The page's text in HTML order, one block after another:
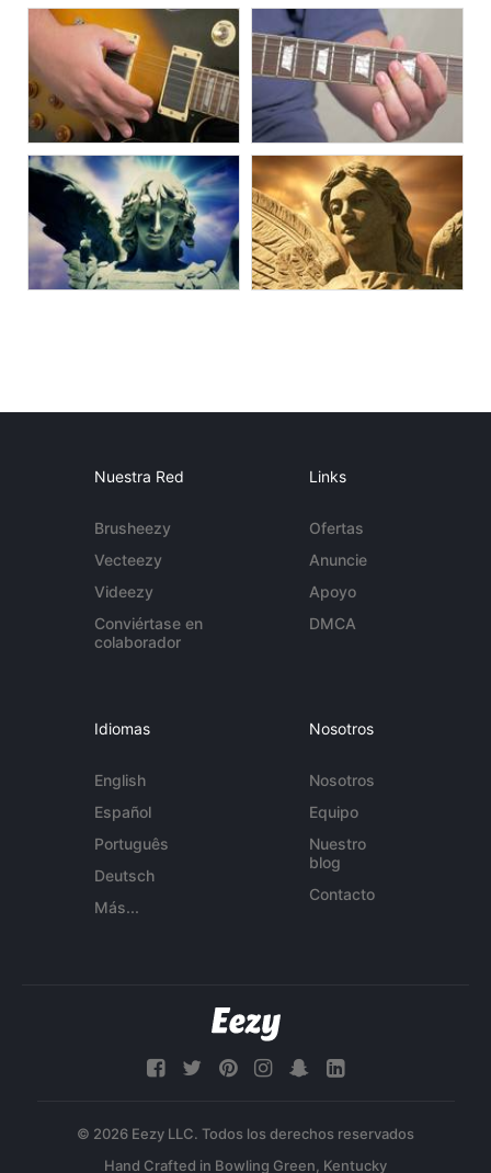
Nuestra Red
Brusheezy
Vecteezy
Videezy
Conviértase en
colaborador
Links
Ofertas
Anuncie
Apoyo
DMCA
Idiomas
English
Español
Português
Deutsch
Más...
Nosotros
Nosotros
Equipo
Nuestro
blog
Contacto
© 2026 Eezy LLC. Todos los derechos reservados